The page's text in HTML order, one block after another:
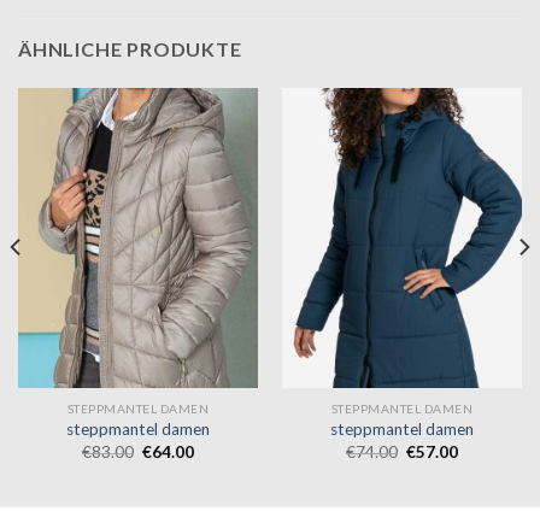
ÄHNLICHE PRODUKTE
STEPPMANTEL DAMEN
steppmantel damen
€83.00 €64.00
STEPPMANTEL DAMEN
steppmantel damen
€74.00 €57.00